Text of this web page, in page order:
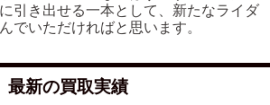
引き出せる一本として、新たなライダ
でいただければと思います。
最新の買取実績